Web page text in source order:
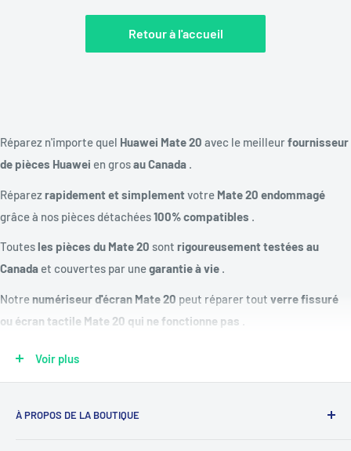
Retour à l'accueil
Réparez n'importe quel Huawei Mate 20 avec le meilleurfournisseur
de pièces Huawei en grosau Canada .
Réparezrapidement et simplementvotre Mate 20 endommagé
grâce à nos pièces détachées100% compatibles
Toutesles pièces du Mate 20 sont rigoureusement testées au
Canada et couvertes par unegarantie à vie .
Notrenumériseur d'écran Mate 20 peut réparer tout verre fissuré
ou écran tactile Mate 20 qui ne fonctionne pas
Voir plus
À PROPOS DE LA BOUTIQUE